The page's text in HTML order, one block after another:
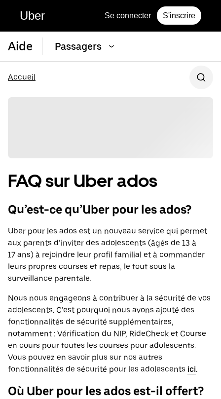
Uber Se connecter S'inscrire
Aide Passagers
Accueil
FAQ sur Uber ados
Qu’est-ce qu’Uber pour les ados?
Uber pour les ados est un nouveau service qui permet
aux parents d’inviter des adolescents (âgés de 13 à
17 ans) à rejoindre leur profil familial et à commander
leurs propres courses et repas, le tout sous la
surveillance parentale.
Nous nous engageons à contribuer à la sécurité de vos
adolescents. C’est pourquoi nous avons ajouté des
fonctionnalités de sécurité supplémentaires,
notamment : Vérification du NIP, RideCheck et Course
en cours pour toutes les courses pour adolescents.
Vous pouvez en savoir plus sur nos autres
fonctionnalités de sécurité pour les adolescents ici.
Où Uber pour les ados est-il offert?